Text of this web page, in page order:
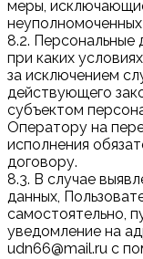
меры,
неуполномоченных
8.2. Персональные
при каких
за исключением
действующего
субъектом
Оператору на
исполнения
договору.
8.3. В случае
данных,
самостоятельно,
уведомление на
udn66@mail.ru с